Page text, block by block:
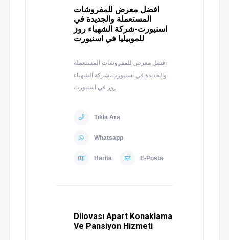
افضل معرض للمفروشات
المستعملة والجديدة في
اسنيورت-شركة الشهباء روز
للموبيليا في اسنيورت
افضل معرض للمفروشات المستعملة
والجديدة في اسنيورت،شركة الشهباء
روز في اسنيورت
Tıkla Ara
Whatsapp
Harita E-Posta
Dilovası Apart Konaklama
Ve Pansiyon Hizmeti